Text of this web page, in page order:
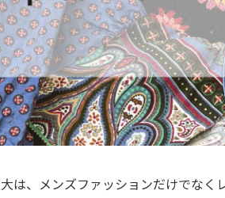
、メンズファッションだけでなく